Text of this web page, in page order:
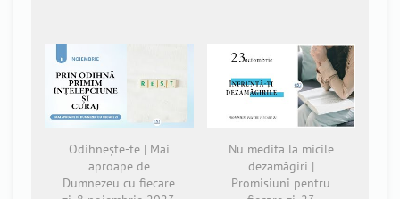
Odihnește-te | Mai
aproape de
Dumnezeu cu fiecare
Nu medita la micile
dezamăgiri |
Promisiuni pentru